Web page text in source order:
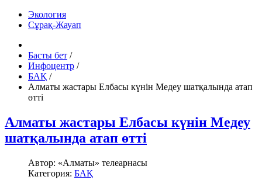
Экология
Сұрақ-Жауап
Басты бет /
Инфоцентр /
БАҚ /
Алматы жастары Елбасы күнін Медеу шатқалында атап
өтті
Алматы жастары Елбасы күнін Медеу
шатқалында атап өтті
Автор: «Алматы» телеарнасы
Категория: БАҚ